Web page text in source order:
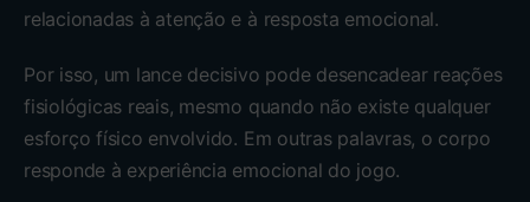
relacionadas à atenção e à resposta emocional.
Por isso, um lance decisivo pode desencadear reações
fisiológicas reais, mesmo quando não existe qualquer
esforço físico envolvido. Em outras palavras, o corpo
responde à experiência emocional do jogo.